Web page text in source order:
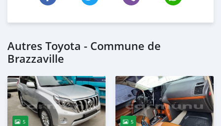
Autres Toyota - Commune de
Brazzaville
5 5